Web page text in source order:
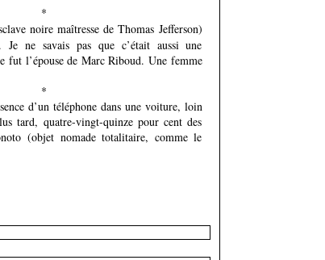
noire maîtresse de Thomas Jefferson)
ne savais pas que c’était aussi une
fut l’épouse de Marc Riboud. Une femme
d’un téléphone dans une voiture, loin
tard, quatre-vingt-quinze pour cent des
(objet nomade totalitaire, comme le